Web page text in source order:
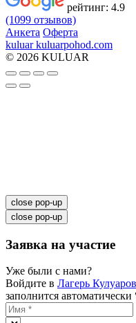
рейтинг: 4.9
(1099 отзывов)
Анкета Оферта
kuluar kuluarpohod.com
© 2026 KULUAR
close pop-up
close pop-up
Заявка на участие
Уже были с нами?
Войдите в Лагерь
заполнится автоматически